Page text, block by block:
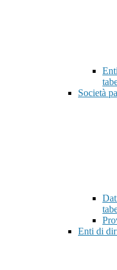
Società
Enti di